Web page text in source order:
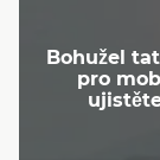
Bohužel
pro